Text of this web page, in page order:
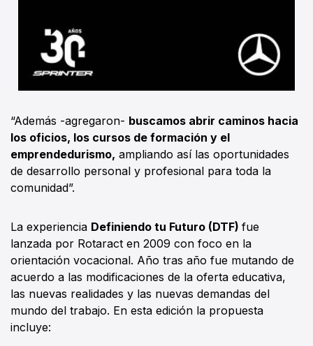
“Además -agregaron- buscamos abrir caminos hacia
los oficios, los cursos de formación y el
emprendedurismo, ampliando así las oportunidades
de desarrollo personal y profesional para toda la
comunidad”.
La experiencia Definiendo tu Futuro (DTF) fue
lanzada por Rotaract en 2009 con foco en la
orientación vocacional. Año tras año fue mutando de
acuerdo a las modificaciones de la oferta educativa,
las nuevas realidades y las nuevas demandas del
mundo del trabajo. En esta edición la propuesta
incluye: